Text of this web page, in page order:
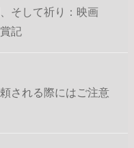
そして祈り：映画
記
される際にはご注意